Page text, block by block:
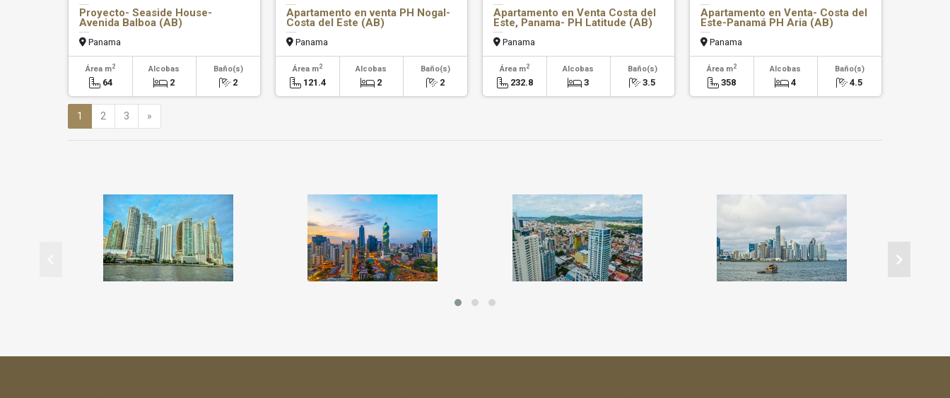
Proyecto- Seaside House-
Avenida Balboa (AB)
Panama
Área m2
64
Alcobas
2
Baño(s)
2
Apartamento en venta PH Nogal-
Costa del Este (AB)
Panama
Área m2
121.4
Alcobas
2
Baño(s)
2
Apartamento en Venta Costa del
Este, Panama- PH Latitude (AB)
Panama
Área m2
232.8
Alcobas
3
Baño(s)
3.5
Apartamento en Venta- Costa del
Este-Panamá PH Aria (AB)
Panama
Área m2
358
Alcobas
4
Baño(s)
4.5
1 2 3 »